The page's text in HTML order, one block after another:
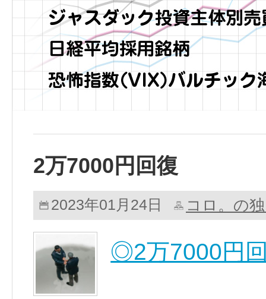
2万7000円回復
2023年01月24日 コロ。の
◎2万7000円